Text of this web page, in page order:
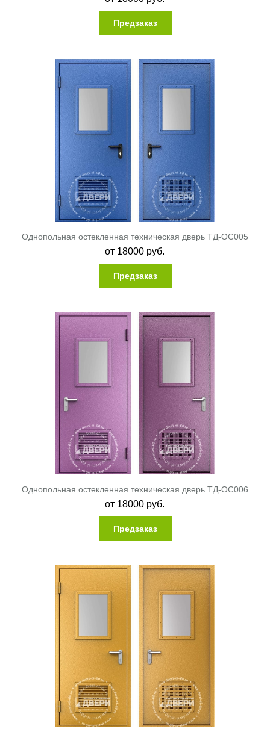
Предзаказ
Однопольная остекленная техническая дверь ТД-ОС005
от 18000 руб.
Предзаказ
Однопольная остекленная техническая дверь ТД-ОС006
от 18000 руб.
Предзаказ